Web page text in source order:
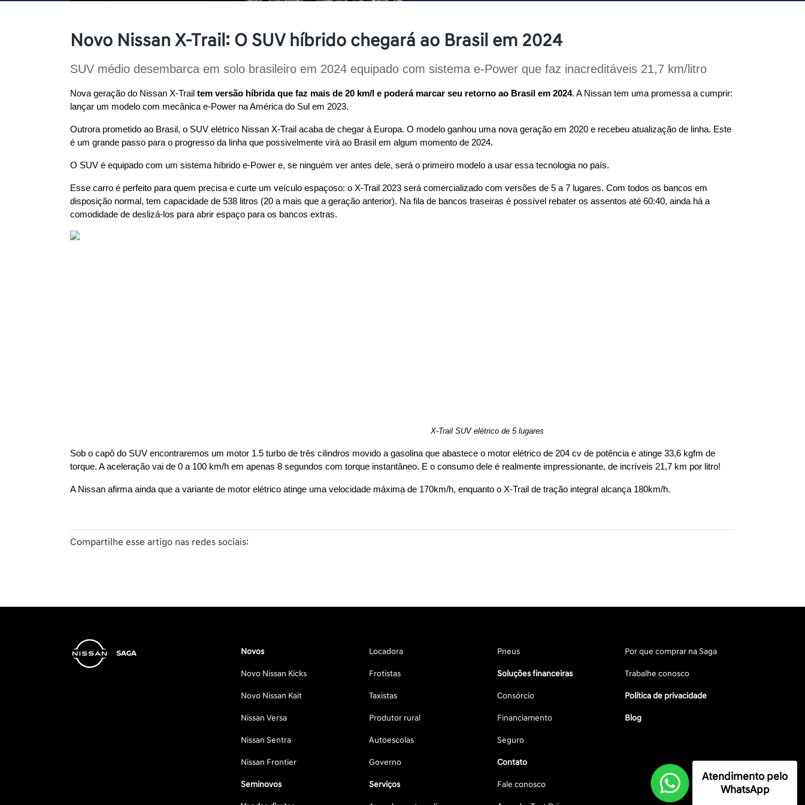
Novo Nissan X-Trail: O SUV híbrido chegará ao Brasil em 2024
SUV médio desembarca em solo brasileiro em 2024 equipado com sistema e-Power que faz inacreditáveis 21,7 km/litro
Nova geração do Nissan X-Trail tem versão híbrida que faz mais de 20 km/l e poderá marcar seu retorno ao Brasil em 2024. A Nissan tem uma promessa a cumprir:
lançar um modelo com mecânica e-Power na América do Sul em 2023.
Outrora prometido ao Brasil, o SUV elétrico Nissan X-Trail acaba de chegar à Europa. O modelo ganhou uma nova geração em 2020 e recebeu atualização de linha. Este
é um grande passo para o progresso da linha que possivelmente virá ao Brasil em algum momento de 2024.
O SUV é equipado com um sistema híbrido e-Power e, se ninguém ver antes dele, será o primeiro modelo a usar essa tecnologia no país.
Esse carro é perfeito para quem precisa e curte um veículo espaçoso: o X-Trail 2023 será comercializado com versões de 5 a 7 lugares. Com todos os bancos em
disposição normal, tem capacidade de 538 litros (20 a mais que a geração anterior). Na fila de bancos traseiras é possível rebater os assentos até 60:40, ainda há a
comodidade de deslizá-los para abrir espaço para os bancos extras.
X-Trail SUV elétrico de 5 lugares
Sob o capô do SUV encontraremos um motor 1.5 turbo de três cilindros movido a gasolina que abastece o motor elétrico de 204 cv de potência e atinge 33,6 kgfm de
torque. A aceleração vai de 0 a 100 km/h em apenas 8 segundos com torque instantâneo. E o consumo dele é realmente impressionante, de incríveis 21,7 km por litro!
A Nissan afirma ainda que a variante de motor elétrico atinge uma velocidade máxima de 170km/h, enquanto o X-Trail de tração integral alcança 180km/h.
Compartilhe esse artigo nas redes sociais:
Novos
Novo Nissan Kicks
Novo Nissan Kait
Nissan Versa
Nissan Sentra
Nissan Frontier
Seminovos
Locadora
Frotistas
Taxistas
Produtor rural
Autoescolas
Governo
Serviços
Pneus
Soluções financeiras
Consórcio
Financiamento
Seguro
Contato
Fale conosco
Por que comprar na Saga
Trabalhe conosco
Política de privacidade
Blog
Atendimento pelo
WhatsApp